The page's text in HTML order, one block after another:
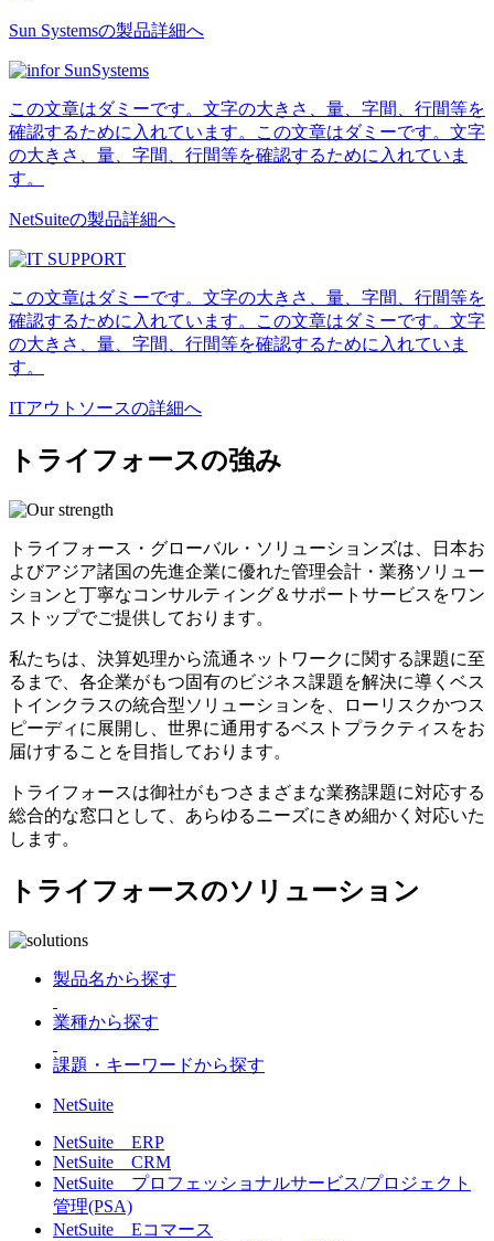
Sun Systemsの製品詳細へ
この文章はダミーです。文字の大きさ、量、字間、行間等を
確認するために入れています。この文章はダミーです。文字
の大きさ、量、字間、行間等を確認するために入れていま
す。
NetSuiteの製品詳細へ
この文章はダミーです。文字の大きさ、量、字間、行間等を
確認するために入れています。この文章はダミーです。文字
の大きさ、量、字間、行間等を確認するために入れていま
す。
ITアウトソースの詳細へ
トライフォースの強み
トライフォース・グローバル・ソリューションズは、日本お
よびアジア諸国の先進企業に優れた管理会計・業務ソリュー
ションと丁寧なコンサルティング＆サポートサービスをワン
ストップでご提供しております。
私たちは、決算処理から流通ネットワークに関する課題に至
るまで、各企業がもつ固有のビジネス課題を解決に導くベス
トインクラスの統合型ソリューションを、ローリスクかつス
ピーディに展開し、世界に通用するベストプラクティスをお
届けすることを目指しております。
トライフォースは御社がもつさまざまな業務課題に対応する
総合的な窓口として、あらゆるニーズにきめ細かく対応いた
します。
トライフォースのソリューション
製品名から探す
業種から探す
課題・キーワードから探す
NetSuite
NetSuite ERP
NetSuite CRM
NetSuite プロフェッショナルサービス/プロジェクト
管理(PSA)
NetSuite Eコマース